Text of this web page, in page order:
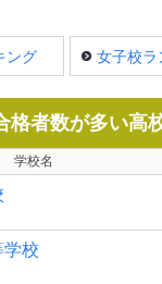
ング 女子校ラ
格者数が多い高
学校名
校